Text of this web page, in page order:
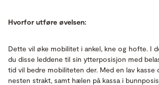
Hvorfor utføre øvelsen:
Dette vil øke mobilitet i ankel, kne og hofte. I
du disse leddene til sin ytterposisjon med
tid vil bedre mobiliteten der. Med en lav kasse
nesten strakt, samt hælen på kassa i